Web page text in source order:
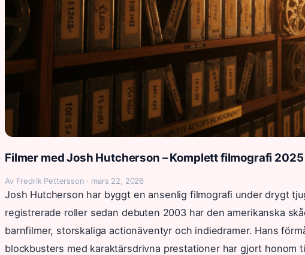
Filmer med Josh Hutcherson – Komplett filmografi 2025
Av Fredrik Pettersson · mars 22, 2026
Josh Hutcherson har byggt en ansenlig filmografi under drygt
registrerade roller sedan debuten 2003 har den amerikanska
barnfilmer, storskaliga actionäventyr och indiedramer. Hans
blockbusters med karaktärsdrivna prestationer har gjort honom